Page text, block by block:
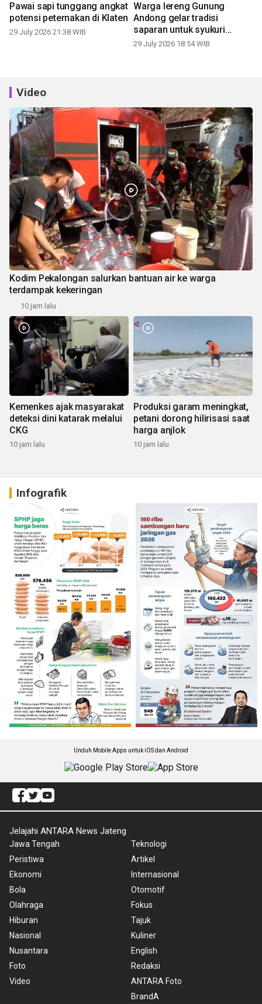
Pawai sapi tunggang angkat
potensi peternakan di Klaten
29 July 2026 21:38 WIB
Warga lereng Gunung
Andong gelar tradisi
saparan untuk syukuri
panen
29 July 2026 18:54 WIB
Video
Kodim Pekalongan salurkan bantuan air ke warga
terdampak kekeringan
10 jam lalu
Kemenkes ajak masyarakat
deteksi dini katarak melalui
CKG
10 jam lalu
Produksi garam meningkat,
petani dorong hilirisasi saat
harga anjlok
10 jam lalu
Infografik
Unduh Mobile Apps untuk iOS dan Android
Jelajahi ANTARA News Jateng
Jawa Tengah
Peristiwa
Ekonomi
Bola
Olahraga
Hiburan
Nasional
Nusantara
Foto
Video
Teknologi
Artikel
Internasional
Otomotif
Fokus
Tajuk
Kuliner
English
Redaksi
ANTARA Foto
BrandA